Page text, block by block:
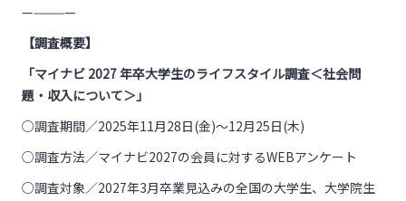
—————
【調査概要】
「マイナビ 2027年卒大学生のライフスタイル調査＜社会問
題・収入について＞」
○調査期間／2025年11月28日(金)～12月25日(木)
○調査方法／マイナビ2027の会員に対するWEBアンケート
○調査対象／2027年3月卒業見込みの全国の大学生、大学院生